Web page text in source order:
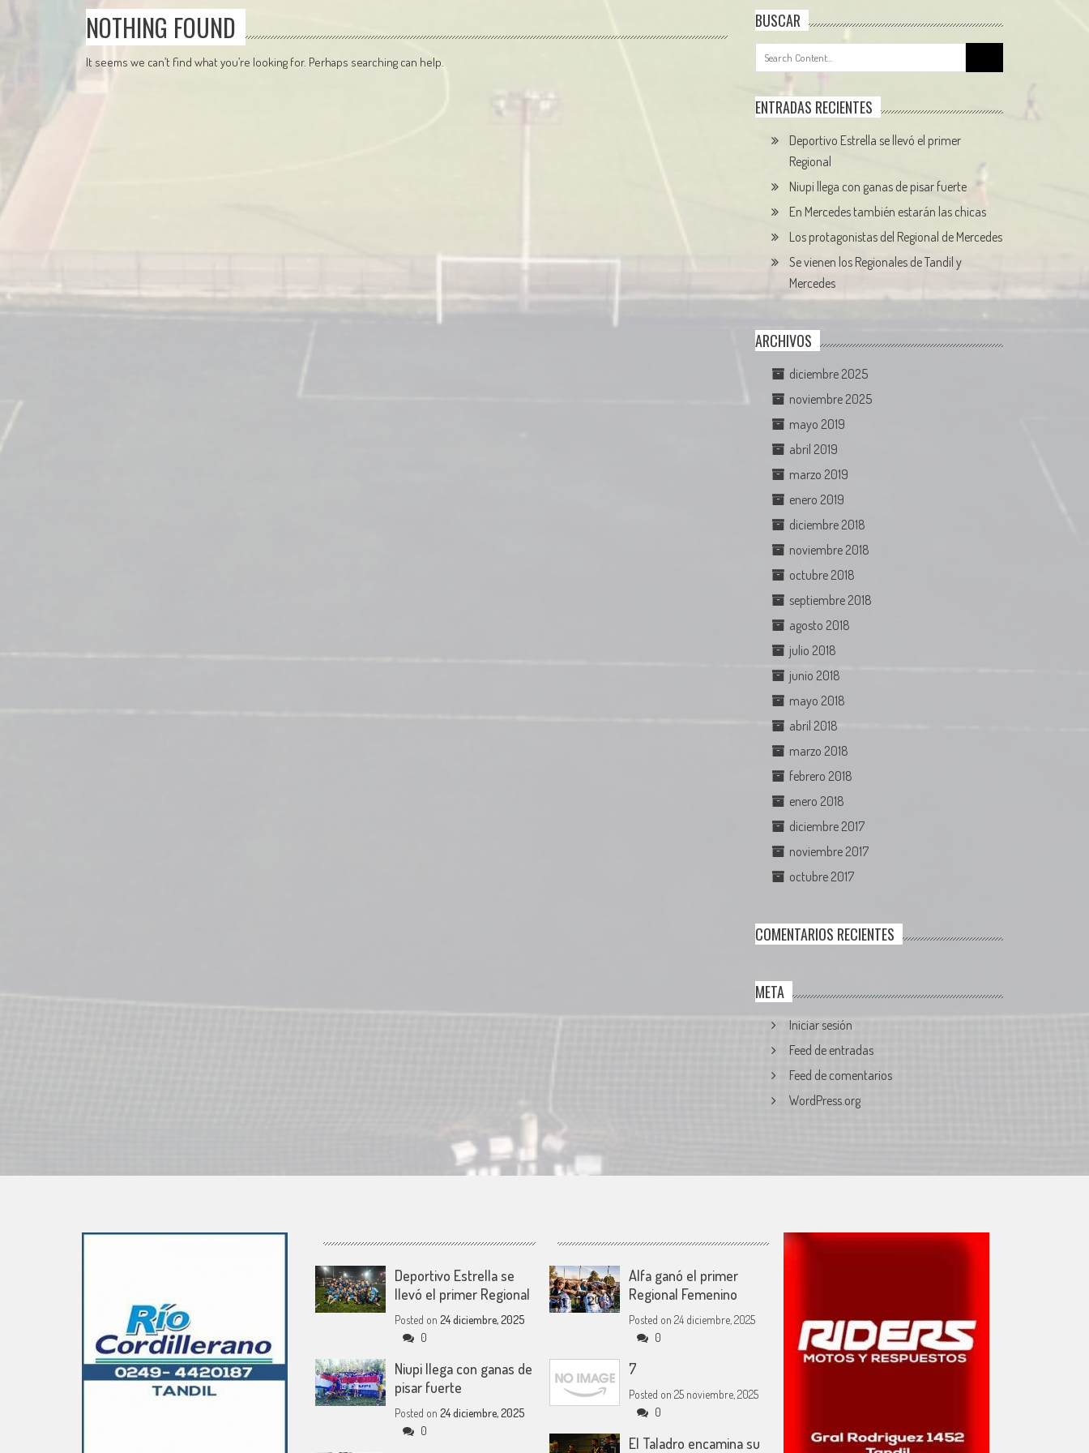
NOTHING FOUND
It seems we can’t find what you’re looking for. Perhaps searching can help.
BUSCAR
ENTRADAS RECIENTES
Deportivo Estrella se llevó el primer
Regional
Niupi llega con ganas de pisar fuerte
En Mercedes también estarán las chicas
Los protagonistas del Regional de Mercedes
Se vienen los Regionales de Tandil y
Mercedes
ARCHIVOS
diciembre 2025
noviembre 2025
mayo 2019
abril 2019
marzo 2019
enero 2019
diciembre 2018
noviembre 2018
octubre 2018
septiembre 2018
agosto 2018
julio 2018
junio 2018
mayo 2018
abril 2018
marzo 2018
febrero 2018
enero 2018
diciembre 2017
noviembre 2017
octubre 2017
COMENTARIOS RECIENTES
META
Iniciar sesión
Feed de entradas
Feed de comentarios
WordPress.org
Deportivo Estrella se
llevó el primer Regional
Posted on 24 diciembre, 2025
0
Niupi llega con ganas de
pisar fuerte
Posted on 24 diciembre, 2025
0
Alfa ganó el primer
Regional Femenino
Posted on 24 diciembre, 2025
0
7
Posted on 25 noviembre, 2025
0
El Taladro encamina su